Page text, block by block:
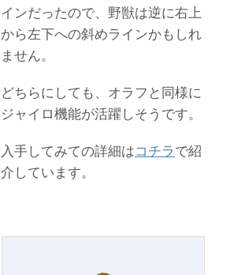
インだったので、野獣は逆に右上
から左下への斜めラインかもしれ
ません。
どちらにしても、オラフと同様に
ジャイロ機能が活躍しそうです。
入手してみての詳細はコチラ で紹
介しています。